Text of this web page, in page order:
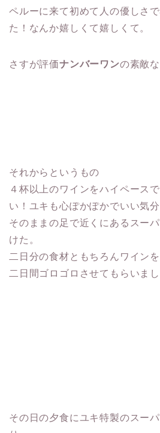
ペルーに来て初めて人の優しさ
た！なんか嬉しくて嬉しくて。
さすが評価ナンバーワンの素敵
それからというもの
４杯以上のワインをハイペース
い！ユキも心ぽかぽかでいい気分
そのままの足で近くにあるスー
けた。
二日分の食材ともちろんワイン
二日間ゴロゴロさせてもらいまし
その日の夕食にユキ特製のスー